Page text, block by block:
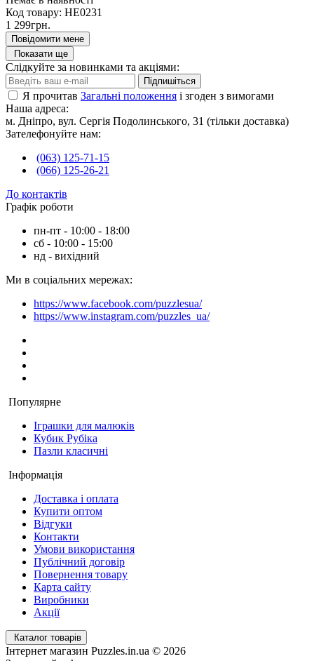
Код товару: HE0231
1 299грн.
Повідомити мене
Показати ще
Слідкуйте за новинками та акціями:
Підпишіться
Я прочитав Загальні положення і згоден з вимогами
Наша адреса:
м. Дніпро, вул. Сергія Подолинського, 31 (тільки доставка)
Зателефонуйте нам:
(063) 125-71-15
(066) 125-26-21
До контактів
Графік роботи
пн-пт - 10:00 - 18:00
сб - 10:00 - 15:00
нд - вихідний
Ми в соціальних мережах:
https://www.facebook.com/puzzlesua/
https://www.instagram.com/puzzles_ua/
Популярне
Іграшки для малюків
Кубик Рубіка
Пазли класичні
Інформація
Доставка і оплата
Купити оптом
Відгуки
Контакти
Умови використання
Публічний договір
Повернення товару
Карта сайту
Виробники
Акції
Каталог товарів
Інтернет магазин Puzzles.in.ua © 2026